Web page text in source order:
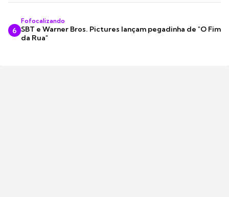
6
Fofocalizando
SBT e Warner Bros. Pictures lançam pegadinha de "O Fim
da Rua"